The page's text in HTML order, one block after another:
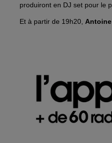
produiront en DJ set pour le
Et à partir de 19h20,